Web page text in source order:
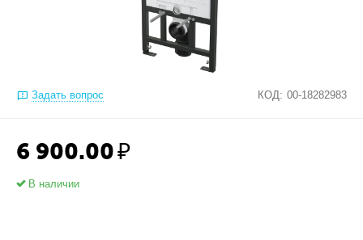
Задать вопрос КОД: 00-18282983
6 900.00₽
В наличии